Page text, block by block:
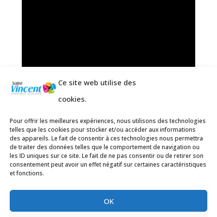
Ce site web utilise des
cookies.
Pour offrir les meilleures expériences, nous utilisons des technologies
telles que les cookies pour stocker et/ou accéder aux informations
des appareils. Le fait de consentir à ces technologies nous permettra
de traiter des données telles que le comportement de navigation ou
les ID uniques sur ce site. Le fait de ne pas consentir ou de retirer son
consentement peut avoir un effet négatif sur certaines caractéristiques
et fonctions.
OK